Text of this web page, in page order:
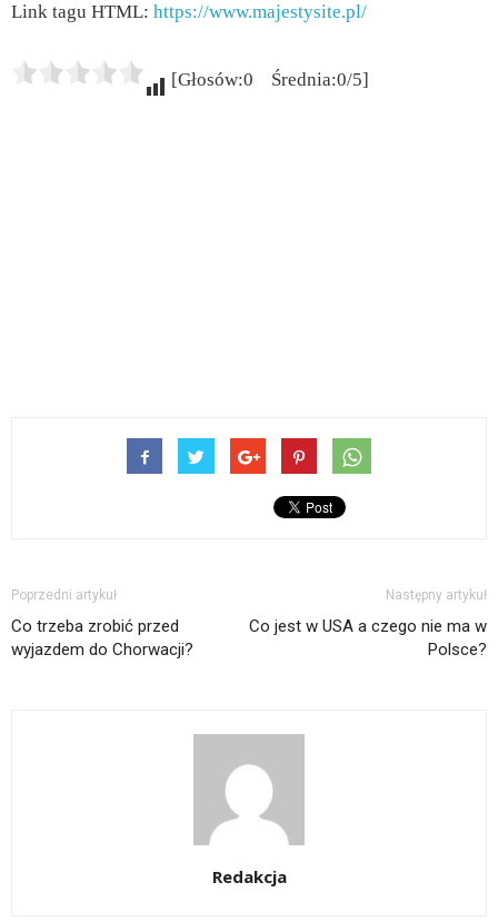
Link tagu HTML: https://www.majestysite.pl/
[Głosów:0 Średnia:0/5]
Poprzedni artykuł
Co trzeba zrobić przed
wyjazdem do Chorwacji?
Następny artykuł
Co jest w USA a czego nie ma w
Polsce?
Redakcja